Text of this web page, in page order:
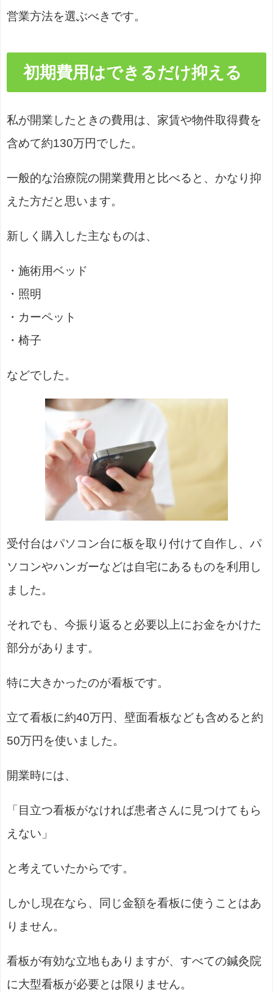
営業方法を選ぶべきです。
初期費用はできるだけ抑える
私が開業したときの費用は、家賃や物件取得費を
含めて約130万円でした。
一般的な治療院の開業費用と比べると、かなり抑
えた方だと思います。
新しく購入した主なものは、
・施術用ベッド
・照明
・カーペット
・椅子
などでした。
受付台はパソコン台に板を取り付けて自作し、パ
ソコンやハンガーなどは自宅にあるものを利用し
ました。
それでも、今振り返ると必要以上にお金をかけた
部分があります。
特に大きかったのが看板です。
立て看板に約40万円、壁面看板なども含めると約
50万円を使いました。
開業時には、
「目立つ看板がなければ患者さんに見つけてもら
えない」
と考えていたからです。
しかし現在なら、同じ金額を看板に使うことはあ
りません。
看板が有効な立地もありますが、すべての鍼灸院
に大型看板が必要とは限りません。